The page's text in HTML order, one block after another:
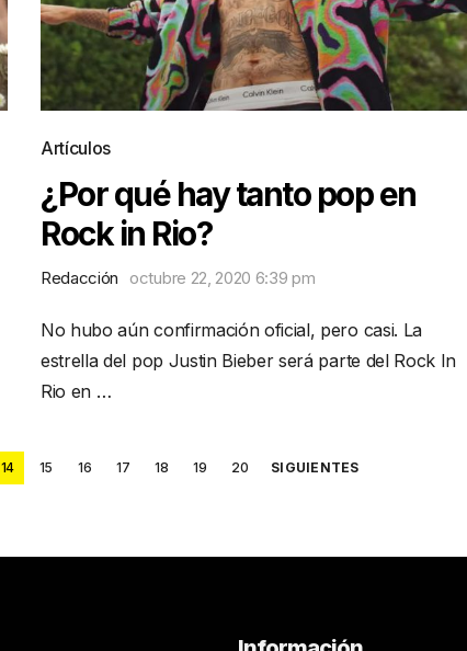
Artículos
¿Por qué hay tanto pop en
Rock in Rio?
Redacción octubre 22, 2020 6:39 pm
No hubo aún confirmación oficial, pero casi. La
estrella del pop Justin Bieber será parte del Rock In
Rio en …
14 15 16 17 18 19 20 SIGUIENTES